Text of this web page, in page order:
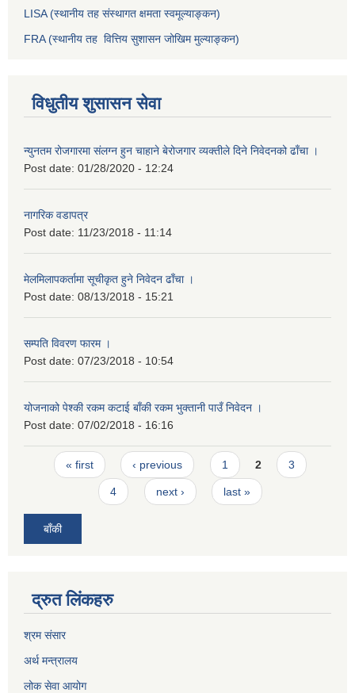
LISA (स्थानीय तह संस्थागत क्षमता स्वमूल्याङ्कन)
FRA (स्थानीय तह वित्तिय सुशासन जोखिम मुल्याङ्कन)
विधुतीय शुसासन सेवा
न्युनतम रोजगारमा संलग्न हुन चाहाने बेरोजगार व्यक्तीले दिने निवेदनको ढाँचा ।
Post date: 01/28/2020 - 12:24
नागरिक वडापत्र
Post date: 11/23/2018 - 11:14
मेलमिलापकर्तामा सूचीकृत हुने निवेदन ढाँचा ।
Post date: 08/13/2018 - 15:21
सम्पति विवरण फारम ।
Post date: 07/23/2018 - 10:54
योजनाको पेश्की रकम कटाई बाँकी रकम भुक्तानी पाउँ निवेदन ।
Post date: 07/02/2018 - 16:16
Pages
« first ‹ previous 1 2 3
4 next › last »
बाँकी
द्रुत लिंकहरु
श्रम संसार
अर्थ मन्त्रालय
लोक सेवा आयोग